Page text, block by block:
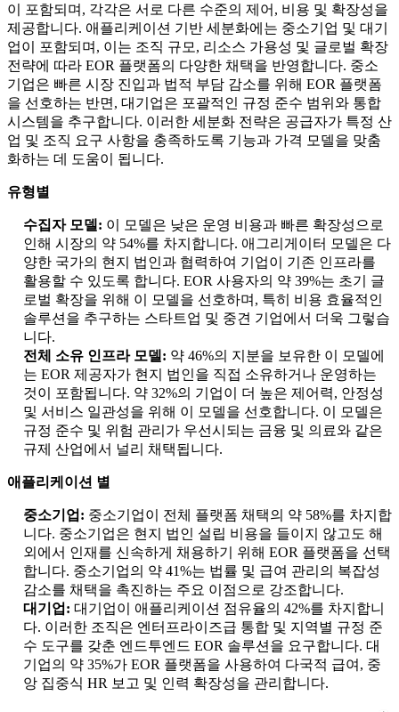
이 포함되며, 각각은 서로 다른 수준의 제어, 비용 및 확장성을
제공합니다. 애플리케이션 기반 세분화에는 중소기업 및 대기
업이 포함되며, 이는 조직 규모, 리소스 가용성 및 글로벌 확장
전략에 따라 EOR 플랫폼의 다양한 채택을 반영합니다. 중소
기업은 빠른 시장 진입과 법적 부담 감소를 위해 EOR 플랫폼
을 선호하는 반면, 대기업은 포괄적인 규정 준수 범위와 통합
시스템을 추구합니다. 이러한 세분화 전략은 공급자가 특정 산
업 및 조직 요구 사항을 충족하도록 기능과 가격 모델을 맞춤
화하는 데 도움이 됩니다.
유형별
수집자 모델: 이 모델은 낮은 운영 비용과 빠른 확장성으로
인해 시장의 약 54%를 차지합니다. 애그리게이터 모델은 다
양한 국가의 현지 법인과 협력하여 기업이 기존 인프라를
활용할 수 있도록 합니다. EOR 사용자의 약 39%는 초기 글
로벌 확장을 위해 이 모델을 선호하며, 특히 비용 효율적인
솔루션을 추구하는 스타트업 및 중견 기업에서 더욱 그렇습
니다.
전체 소유 인프라 모델: 약 46%의 지분을 보유한 이 모델에
는 EOR 제공자가 현지 법인을 직접 소유하거나 운영하는
것이 포함됩니다. 약 32%의 기업이 더 높은 제어력, 안정성
및 서비스 일관성을 위해 이 모델을 선호합니다. 이 모델은
규정 준수 및 위험 관리가 우선시되는 금융 및 의료와 같은
규제 산업에서 널리 채택됩니다.
애플리케이션 별
중소기업: 중소기업이 전체 플랫폼 채택의 약 58%를 차지합
니다. 중소기업은 현지 법인 설립 비용을 들이지 않고도 해
외에서 인재를 신속하게 채용하기 위해 EOR 플랫폼을 선택
합니다. 중소기업의 약 41%는 법률 및 급여 관리의 복잡성
감소를 채택을 촉진하는 주요 이점으로 강조합니다.
대기업: 대기업이 애플리케이션 점유율의 42%를 차지합니
다. 이러한 조직은 엔터프라이즈급 통합 및 지역별 규정 준
수 도구를 갖춘 엔드투엔드 EOR 솔루션을 요구합니다. 대
기업의 약 35%가 EOR 플랫폼을 사용하여 다국적 급여, 중
앙 집중식 HR 보고 및 인력 확장성을 관리합니다.